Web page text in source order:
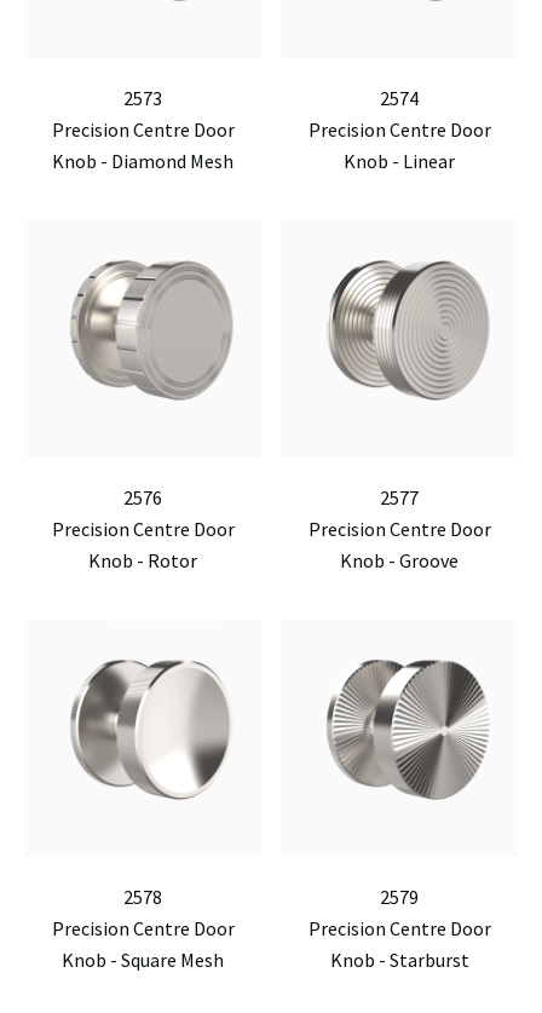
2573
Precision Centre Door
Knob - Diamond Mesh
2574
Precision Centre Door
Knob - Linear
2576
Precision Centre Door
Knob - Rotor
2577
Precision Centre Door
Knob - Groove
2578
Precision Centre Door
Knob - Square Mesh
2579
Precision Centre Door
Knob - Starburst